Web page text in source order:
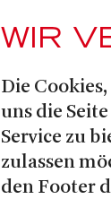
WIR
Die
uns die
Service zu
zulassen
den Footer